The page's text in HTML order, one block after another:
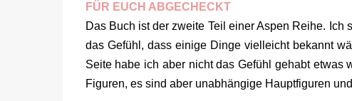
FÜR EUCH ABGECHECKT
Das Buch ist der zweite Teil einer Aspen Reihe. Ich
das Gefühl, dass einige Dinge vielleicht bekannt
Seite habe ich aber nicht das Gefühl gehabt etwas
Figuren, es sind aber unabhängige Hauptfiguren